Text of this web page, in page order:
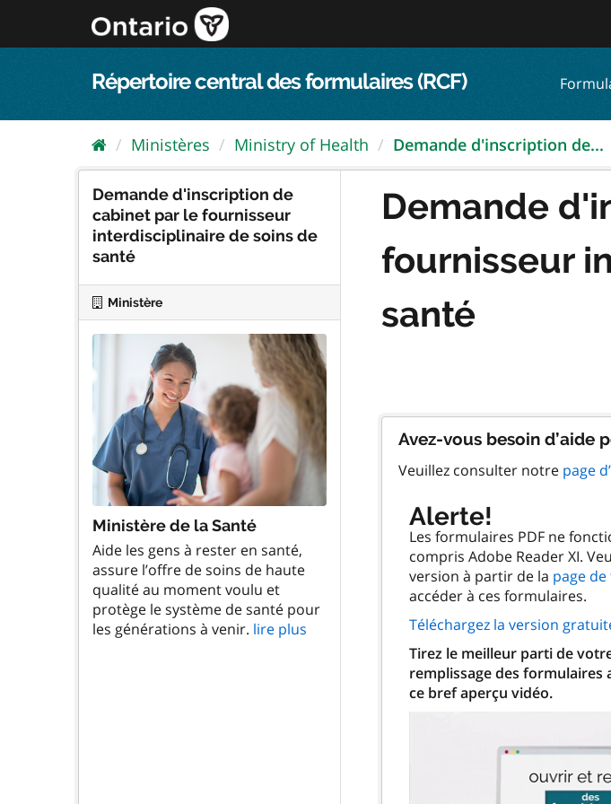
au
Répertoire central des formulaires (RCF)
Ministères Ministry of Health Demande d'inscription de...
Demande d'inscription de
cabinet par le fournisseur
interdisciplinaire de soins de
santé
Ministère
Ministère de la Santé
Aide les gens à rester en santé,
assure l’offre de soins de haute
qualité au moment voulu et
protège le système de santé pour
les générations à venir. lire plus
Demande
fournisseur
santé
Avez-vous besoin d’aide
Veuillez consulter notre page
Alerte!
Les formulaires PDF ne
compris Adobe Reader XI.
version à partir de la page
accéder à ces formulaires.
Téléchargez la version
Tirez le meilleur parti de
remplissage des
ce bref aperçu vidéo.